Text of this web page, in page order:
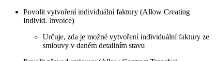
Povolit vytvoření individuální faktury (Allow Creating
Individ. Invoice)
Určuje, zda je možné vytvoření individuální faktury ze
smlouvy v daném detailním stavu